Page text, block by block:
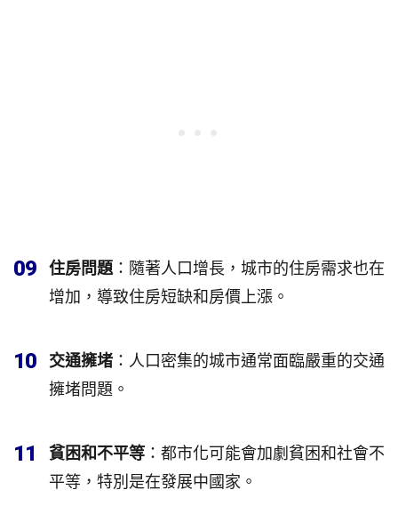
09 住房問題 ：隨著人口增長，城市的住房需求也在
增加，導致住房短缺和房價上漲。
10 交通擁堵 ：人口密集的城市通常面臨嚴重的交通
擁堵問題。
11 貧困和不平等 ：都市化可能會加劇貧困和社會不
平等，特別是在發展中國家。